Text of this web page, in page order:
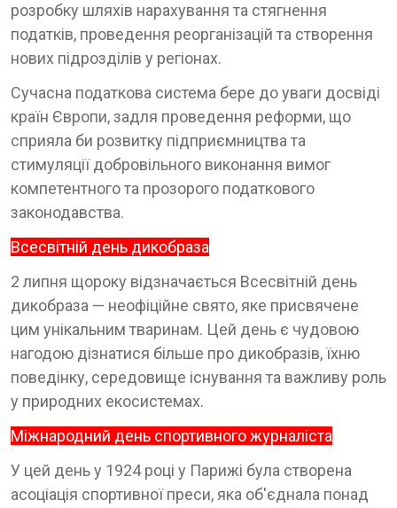
розробку шляхів нарахування та стягнення
податків, проведення реорганізацій та створення
нових підрозділів у регіонах.
Сучасна податкова система бере до уваги досвіді
країн Європи, задля проведення реформи, що
сприяла би розвитку підприємництва та
стимуляції добровільного виконання вимог
компетентного та прозорого податкового
законодавства.
Всесвітній день дикобраза
2 липня щороку відзначається Всесвітній день
дикобраза — неофіційне свято, яке присвячене
цим унікальним тваринам. Цей день є чудовою
нагодою дізнатися більше про дикобразів, їхню
поведінку, середовище існування та важливу роль
у природних екосистемах.
Міжнародний день спортивного журналіста
У цей день у 1924 році у Парижі була створена
асоціація спортивної преси, яка об'єднала понад